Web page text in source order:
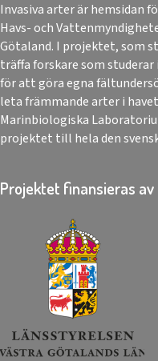
Invasiva arter är hemsidan
Havs- och
Götaland. I projektet, som
träffa forskare som
för att göra egna
leta främmande arter i
Marinbiologiska
projektet till hela den
Projektet finansieras av